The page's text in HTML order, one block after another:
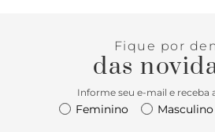
Fique por
das
Informe seu e-mail e receba
Feminino Masculino